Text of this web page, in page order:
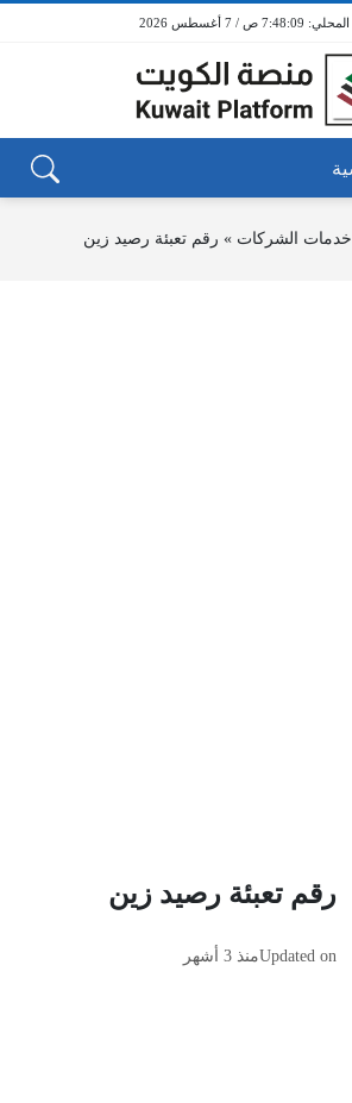
7:48:09 ص / 7 أغسطس 2026
خدمات الشركات » رقم تعبئة رصيد زين
رقم تعبئة رصيد زين
Updated onمنذ 3 أشهر